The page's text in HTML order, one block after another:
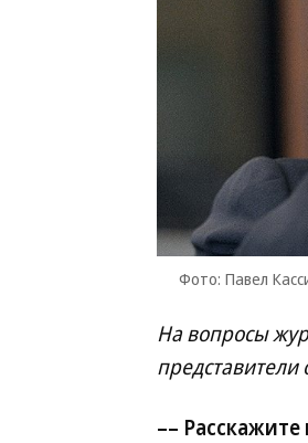
Фото: Павел
На вопросы
представители
––